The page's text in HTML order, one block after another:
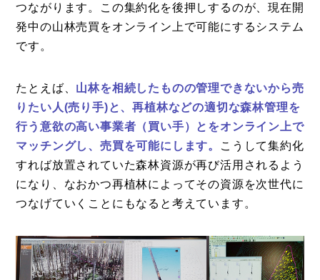
つながります。この集約化を後押しするのが、現在開
発中の山林売買をオンライン上で可能にするシステム
です。
たとえば、 山林を相続したものの管理できないから売
りたい人(売り手)と、再植林などの適切な森林管理を
行う意欲の高い事業者（買い手）とをオンライン上で
マッチングし、売買を可能にします。
こうして集約化
すれば放置されていた森林資源が再び活用されるよう
になり、なおかつ再植林によってその資源を次世代に
つなげていくことにもなると考えています。